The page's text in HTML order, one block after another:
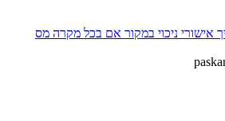
אישורי ניכוי במקור אם בכל מקרה מס